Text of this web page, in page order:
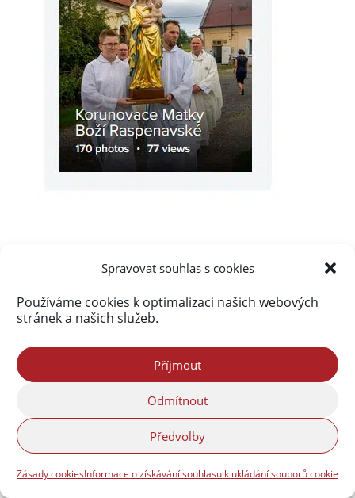
Spravovat souhlas s cookies
Používáme cookies k optimalizaci našich webových
stránek a našich služeb.
Příjmout
Odmítnout
Předvolby
Zásady cookiesInformace o získávání souhlasu k ukládání souborů cookie
Akismetzablokoval
290 285 spamů